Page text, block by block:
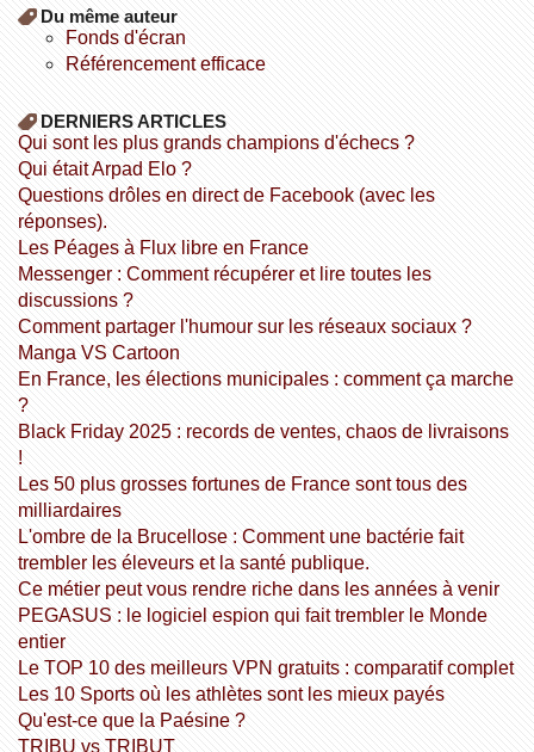
Du même auteur
fonds d'écran
référencement efficace
DERNIERS ARTICLES
Qui sont les plus grands champions d'échecs ?
Qui était Arpad Elo ?
Questions drôles en direct de Facebook (avec les
réponses).
Les Péages à Flux libre en France
Messenger : Comment récupérer et lire toutes les
discussions ?
Comment partager l'humour sur les réseaux sociaux ?
Manga VS Cartoon
En France, les élections municipales : comment ça marche
?
Black Friday 2025 : records de ventes, chaos de livraisons
!
Les 50 plus grosses fortunes de France sont tous des
milliardaires
L'ombre de la Brucellose : Comment une bactérie fait
trembler les éleveurs et la santé publique.
Ce métier peut vous rendre riche dans les années à venir
PEGASUS : le logiciel espion qui fait trembler le Monde
entier
Le TOP 10 des meilleurs VPN gratuits : comparatif complet
Les 10 Sports où les athlètes sont les mieux payés
Qu'est-ce que la Paésine ?
TRIBU vs TRIBUT